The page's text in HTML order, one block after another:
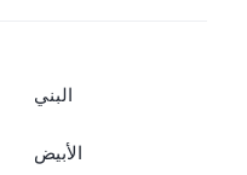
البني
الأبيض